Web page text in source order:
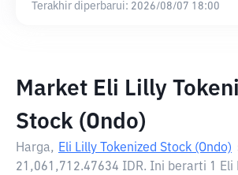
Terakhir diperbarui: 2026/08/07 18:00
Market Eli Lilly
Stock (Ondo)
Harga, Eli Lilly Tokenized Stock (Ondo)
21,061,712.47634 IDR. Ini berarti 1 Eli